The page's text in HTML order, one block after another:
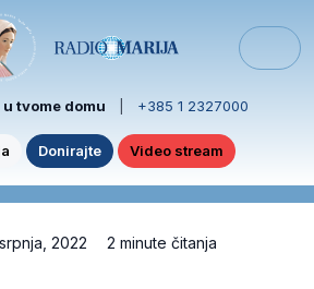
tvome domu +385 1 2327000
Donirajte Video stream
2022 2 minute čitanja